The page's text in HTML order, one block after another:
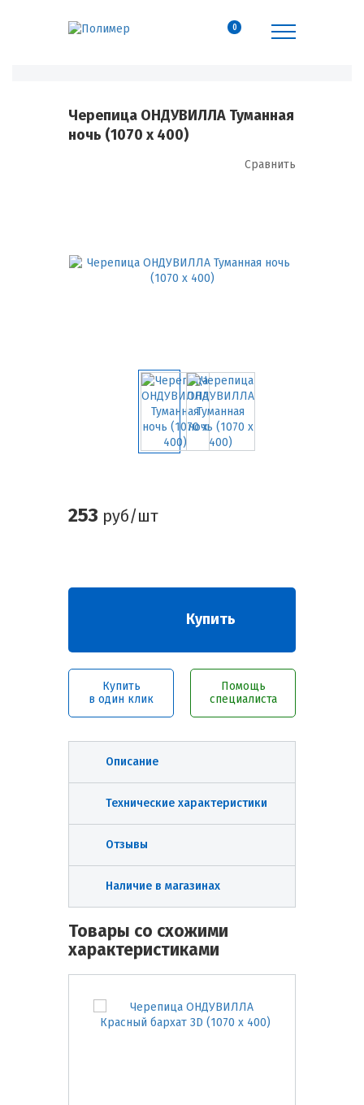
0
Черепица ОНДУВИЛЛА Туманная
ночь (1070 х 400)
Сравнить
253 руб/шт
Купить
Купить
в один клик
Помощь
специалиста
Описание
Технические характеристики
Отзывы
Наличие в магазинах
Товары со схожими
характеристиками